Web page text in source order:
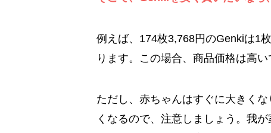
例えば、174枚3,768円のGenkiは1
ります。この場合、商品価格は高
ただし、赤ちゃんはすぐに大きく
くなるので、注意しましょう。我